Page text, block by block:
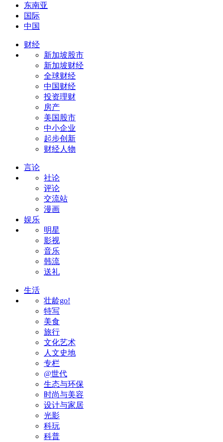
东南亚
国际
中国
财经
新加坡股市
新加坡财经
全球财经
中国财经
投资理财
房产
美国股市
中小企业
起步创新
财经人物
言论
社论
评论
交流站
漫画
娱乐
明星
影视
音乐
韩流
送礼
生活
壮龄go!
特写
美食
旅行
文化艺术
人文史地
专栏
@世代
生态与环保
时尚与美容
设计与家居
光影
科玩
科普